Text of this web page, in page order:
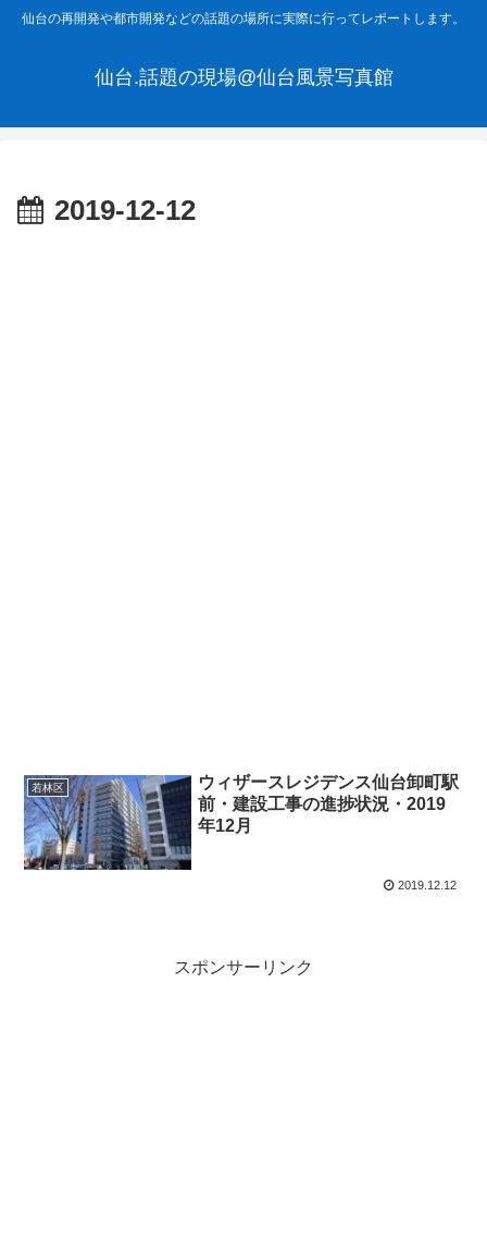
仙台の再開発や都市開発などの話題の場所に実際に行ってレポートします。
仙台.話題の現場@仙台風景写真館
2019-12-12
若林区
ウィザースレジデンス仙台卸町駅
前・建設工事の進捗状況・2019
年12月
2019.12.12
スポンサーリンク